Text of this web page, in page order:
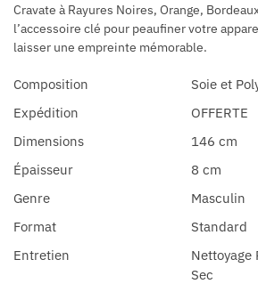
Cravate à Rayures Noires, Orange,
l’accessoire clé pour peaufiner votre
laisser une empreinte mémorable.
Composition
Soie et
Expédition
OFFERTE
Dimensions
146 cm
Épaisseur
8 cm
Genre
Masculin
Format
Standard
Entretien
Nettoyage
Sec